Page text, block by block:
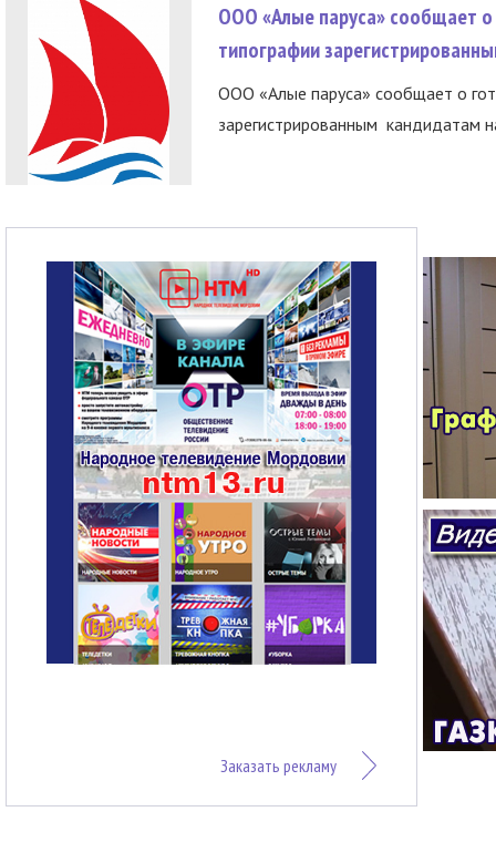
ООО «Алые паруса» сообщает о
типографии
ООО «Алые паруса» сообщает о
зарегистрированным кандидатам
Заказать рекламу